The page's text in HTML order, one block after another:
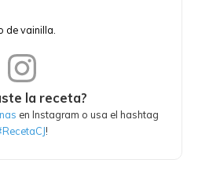
de vainilla.
la receta?
en Instagram o usa el hashtag
!